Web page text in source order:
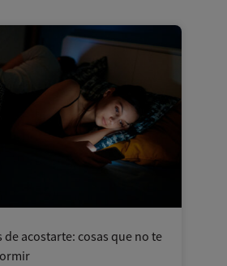
de acostarte: cosas que no te